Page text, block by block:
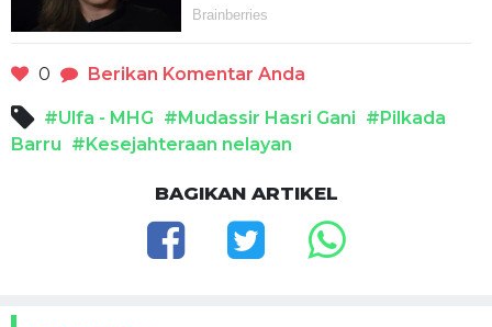
0 Berikan Komentar Anda
#Ulfa - MHG #Mudassir Hasri Gani #Pilkada
Barru #Kesejahteraan nelayan
BAGIKAN ARTIKEL